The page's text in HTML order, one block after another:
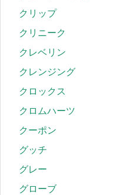
クリップ
クリニーク
クレベリン
クレンジング
クロックス
クロムハーツ
クーポン
グッチ
グレー
グローブ